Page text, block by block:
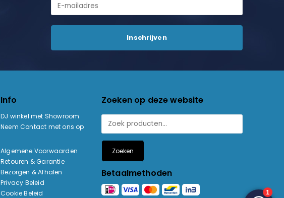
Info
DJ winkel met Showroom
Neem Contact met ons op
Algemene Voorwaarden
Retouren & Garantie
Bezorgen & Afhalen
Privacy Beleid
Cookie Beleid
Zoeken op deze website
Zoeken
Betaalmethoden